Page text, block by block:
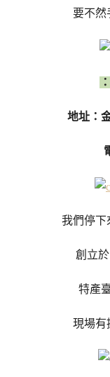
要不然
地址：
我們停下
創立
特產
現場有